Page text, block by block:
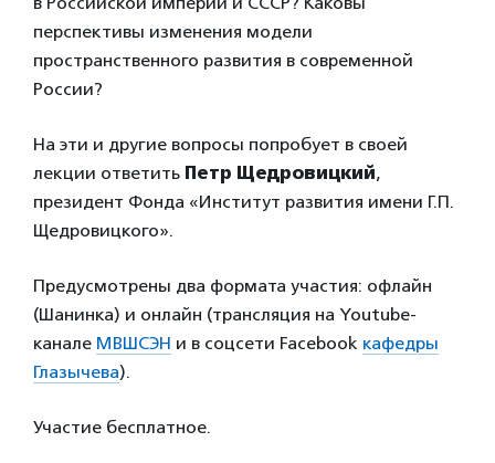
перспективы изменения модели
пространственного развития в современной
России?
На эти и другие вопросы попробует в своей
лекции ответить Петр Щедровицкий,
президент Фонда «Институт развития имени Г.П.
Щедровицкого».
Предусмотрены два формата участия: офлайн
(Шанинка) и онлайн (трансляция на Youtube-
канале МВШСЭН и в соцсети Facebook кафедры
Глазычева).
Участие бесплатное.